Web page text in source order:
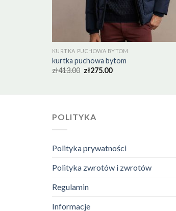
KURTKA PUCHOWA BYTOM
kurtka puchowa bytom
zł413.00 zł275.00
POLITYKA
Polityka prywatności
Polityka zwrotów i zwrotów
Regulamin
Informacje